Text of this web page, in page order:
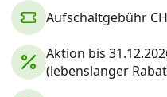
Datenschutz ·AGB·
Aufschaltgebühr
Aktion bis
(lebenslanger